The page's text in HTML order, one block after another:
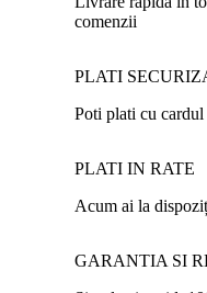
comenzii
PLATI
Poti plati cu
PLATI IN RATE
Acum ai la
GARANTIA SI